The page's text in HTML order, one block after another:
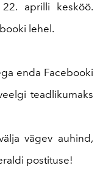
22. aprilli kesköö.
lehel.
enda Facebooki
teadlikumaks
vägev auhind,
postituse!